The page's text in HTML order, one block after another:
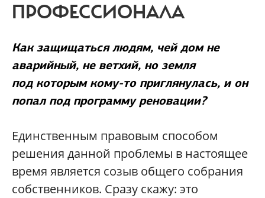
ПРОФЕССИОНАЛА
Как защищаться людям, чей дом не
аварийный, не ветхий, но земля
под которым кому-то приглянулась, и он
попал под программу реновации?
Единственным правовым способом
решения данной проблемы в настоящее
время является созыв общего собрания
собственников. Сразу скажу: это